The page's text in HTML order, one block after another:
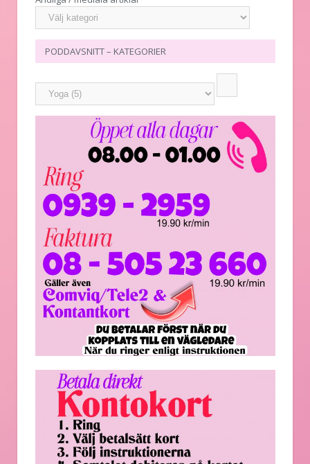
PODDAVSNITT – KATEGORIER